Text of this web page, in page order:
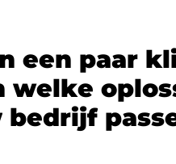
n een paar kl
welke oplos
bedrijf pass